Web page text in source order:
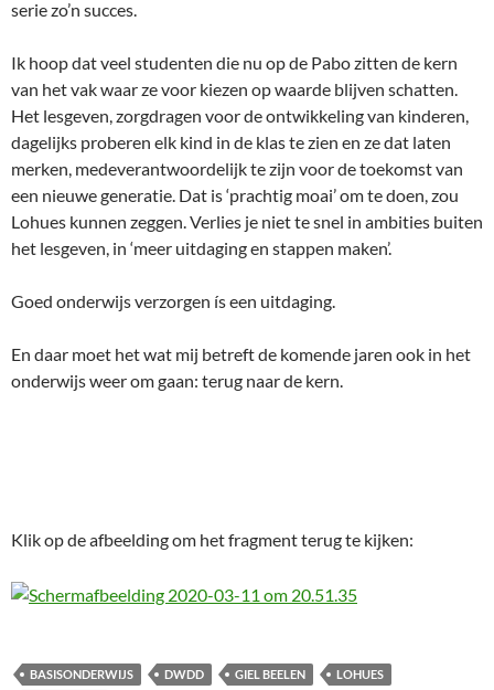
serie zo’n succes.
Ik hoop dat veel studenten die nu op de Pabo zitten de kern
van het vak waar ze voor kiezen op waarde blijven schatten.
Het lesgeven, zorgdragen voor de ontwikkeling van kinderen,
dagelijks proberen elk kind in de klas te zien en ze dat laten
merken, medeverantwoordelijk te zijn voor de toekomst van
een nieuwe generatie. Dat is ‘prachtig moai’ om te doen, zou
Lohues kunnen zeggen. Verlies je niet te snel in ambities buiten
het lesgeven, in ‘meer uitdaging en stappen maken’.
Goed onderwijs verzorgen ís een uitdaging.
En daar moet het wat mij betreft de komende jaren ook in het
onderwijs weer om gaan: terug naar de kern.
Klik op de afbeelding om het fragment terug te kijken:
BASISONDERWIJS DWDD GIEL BEELEN
LOHUES